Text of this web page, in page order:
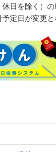
日を除く）
定日が変更